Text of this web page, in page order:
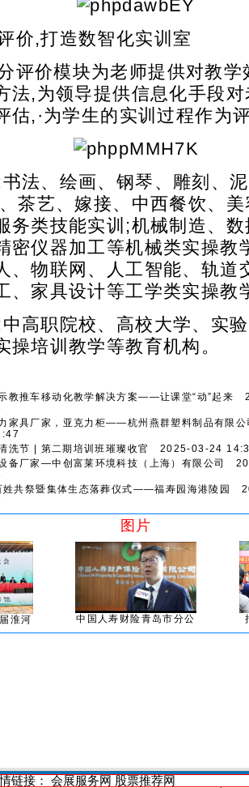
价,打造数智化实训室
评价模块为老师提供对教学
法,为领导提供信息化手段
估,·为学生的实训过程作为
法、绘画、钢琴、雕刻、
茶艺、嫁接、中西餐饮、
务类技能实训;机械制造、
密仪器加工等机械类实操教
、物联网、人工智能、轨道
、家具设计等工学类实操教
高职院校、高校大学、实
操培训教学等教育机构。
教推车移动化教学解决方案——让课堂“动”起来
家具厂家，亚克力柜——杭州燕群塑料制品有限公
洗节 | 第二期培训班璀璨收官
2025-03-24
备厂家—中创富莱环境科技（上海）有限公司
共祭暨集体生态落葬仪式——福寿园海港陵园
图片
淮河 中国人寿财险青岛市分公
链接： 会展服务网 股票推荐网